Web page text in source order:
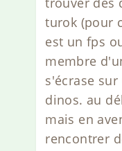
turok (pour
est un fps
membre
s'écrase
dinos. au
mais en
rencontrer